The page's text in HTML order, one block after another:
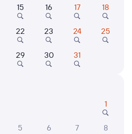
Выберите дату
7,7
в Астрахань
08:48
2 д 6 ч 2 м в пути
15 16 17 18
22 23 24 25
29 30 31
1
5 6 7 8